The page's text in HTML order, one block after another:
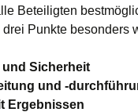
Beteiligten
Punkte besonders
Sicherheit
und -
Ergebnissen